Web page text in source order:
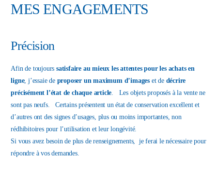
MES ENGAGEMENTS
Précision
Afin de toujourssatisfaire au mieux les attentes pour les achats en
ligne, j’essaie de proposer un maximum d’images et de décrire
précisément l’état de chaque article . Les objets proposés à la vente ne
sont pas neufs. Certains présentent un état de conservation excellent et
d’autres ont des signes d’usages, plus ou moins importantes, non
rédhibitoires pour l’utilisation et leur longévité.
Si vous avez besoin de plus de renseignements, je ferai le nécessaire pour
répondre à vos demandes.